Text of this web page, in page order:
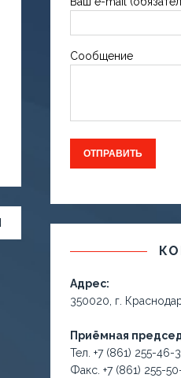
Сообщение
Адрес:
350020, г.
Приёмная
Тел. +7 (861) 255-46-
Факс. +7 (861) 255-